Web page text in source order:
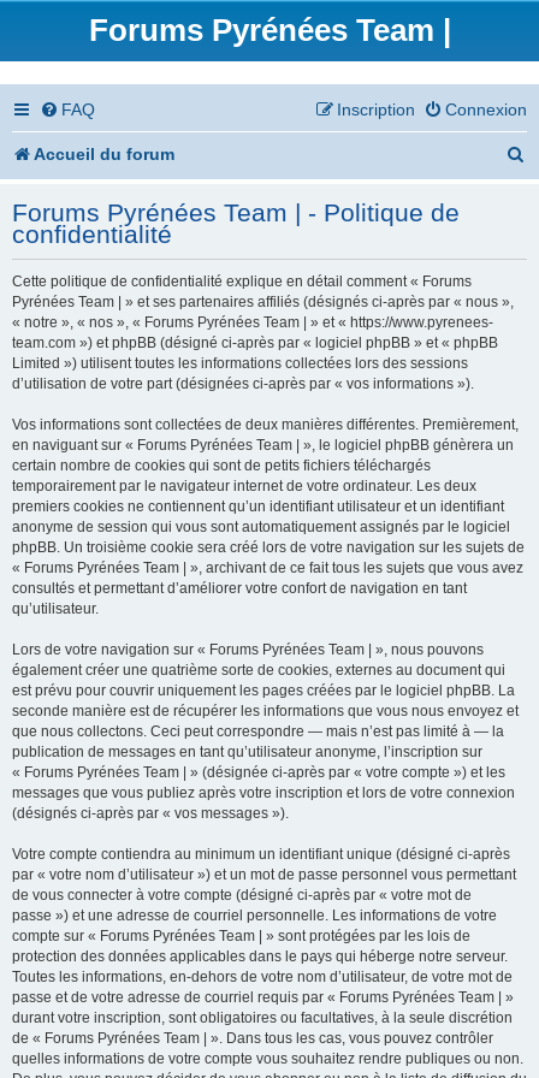
Forums Pyrénées Team |
FAQ Connexion
Inscription
Accueil du forum
h
Forums Pyrénées Team | - Politique de
confidentialité
Cette politique de confidentialité explique en détail comment « Forums
Pyrénées Team | » et ses partenaires affiliés (désignés ci-après par « nous »,
« notre », « nos », « Forums Pyrénées Team | » et « https://www.pyrenees-
team.com ») et phpBB (désigné ci-après par « logiciel phpBB » et « phpBB
Limited ») utilisent toutes les informations collectées lors des sessions
d’utilisation de votre part (désignées ci-après par « vos informations »).
Vos informations sont collectées de deux manières différentes. Premièrement,
en naviguant sur « Forums Pyrénées Team | », le logiciel phpBB génèrera un
certain nombre de cookies qui sont de petits fichiers téléchargés
temporairement par le navigateur internet de votre ordinateur. Les deux
premiers cookies ne contiennent qu’un identifiant utilisateur et un identifiant
anonyme de session qui vous sont automatiquement assignés par le logiciel
phpBB. Un troisième cookie sera créé lors de votre navigation sur les sujets de
« Forums Pyrénées Team | », archivant de ce fait tous les sujets que vous avez
consultés et permettant d’améliorer votre confort de navigation en tant
qu’utilisateur.
Lors de votre navigation sur « Forums Pyrénées Team | », nous pouvons
également créer une quatrième sorte de cookies, externes au document qui
est prévu pour couvrir uniquement les pages créées par le logiciel phpBB. La
seconde manière est de récupérer les informations que vous nous envoyez et
que nous collectons. Ceci peut correspondre — mais n’est pas limité à — la
publication de messages en tant qu’utilisateur anonyme, l’inscription sur
« Forums Pyrénées Team | » (désignée ci-après par « votre compte ») et les
messages que vous publiez après votre inscription et lors de votre connexion
(désignés ci-après par « vos messages »).
Votre compte contiendra au minimum un identifiant unique (désigné ci-après
par « votre nom d’utilisateur ») et un mot de passe personnel vous permettant
de vous connecter à votre compte (désigné ci-après par « votre mot de
passe ») et une adresse de courriel personnelle. Les informations de votre
compte sur « Forums Pyrénées Team | » sont protégées par les lois de
protection des données applicables dans le pays qui héberge notre serveur.
Toutes les informations, en-dehors de votre nom d’utilisateur, de votre mot de
passe et de votre adresse de courriel requis par « Forums Pyrénées Team | »
durant votre inscription, sont obligatoires ou facultatives, à la seule discrétion
de « Forums Pyrénées Team | ». Dans tous les cas, vous pouvez contrôler
quelles informations de votre compte vous souhaitez rendre publiques ou non.